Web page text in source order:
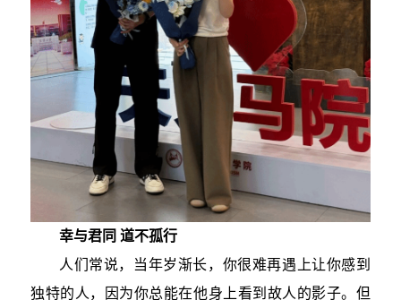
幸与君同 道不孤行
人们常说，当年岁渐长，你很难再遇上让你感到
独特的人，因为你总能在他身上看到故人的影子。但